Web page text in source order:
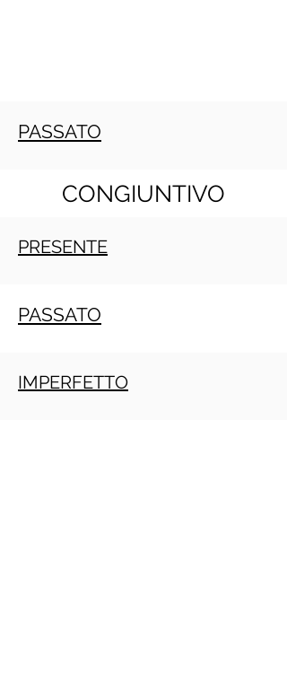
PASSATO
CONGIUNTIVO
PRESENTE
PASSATO
IMPERFETTO